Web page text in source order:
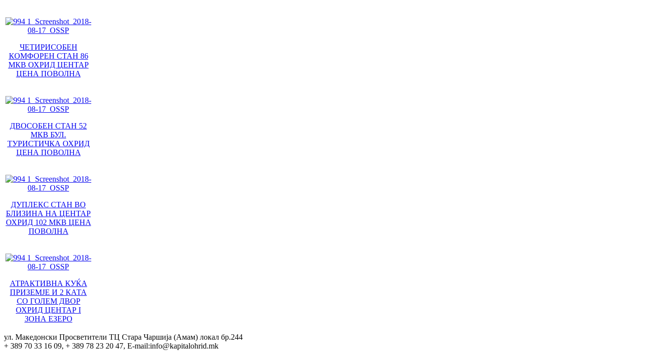
ЧЕТИРИСОБЕН
КОМФОРЕН СТАН 86
МКВ ОХРИД ЦЕНТАР
ЦЕНА ПОВОЛНА
ДВОСОБЕН СТАН 52
МКВ БУЛ.
ТУРИСТИЧКА ОХРИД
ЦЕНА ПОВОЛНА
ДУПЛЕКС СТАН ВО
БЛИЗИНА НА ЦЕНТАР
ОХРИД 102 МКВ ЦЕНА
ПОВОЛНА
АТРАКТИВНА КУЌА
ПРИЗЕМЈЕ И 2 КАТА
СО ГОЛЕМ ДВОР
ОХРИД ЦЕНТАР I
ЗОНА ЕЗЕРО
ул. Македонски Просветители ТЦ Стара Чаршија (Амам) локал бр.244
+ 389 70 33 16 09, + 389 78 23 20 47, E-mail:info@kapitalohrid.mk